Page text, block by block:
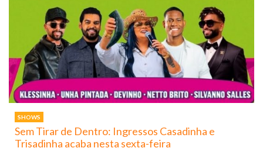
SHOWS
Sem Tirar de Dentro: Ingressos Casadinha e
Trisadinha acaba nesta sexta-feira